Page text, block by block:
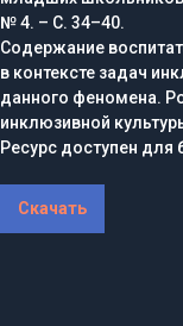
№ 4. – С. 34–40.
Содержание
в контексте задач
данного феномена.
инклюзивной
Ресурс доступен для
Скачать